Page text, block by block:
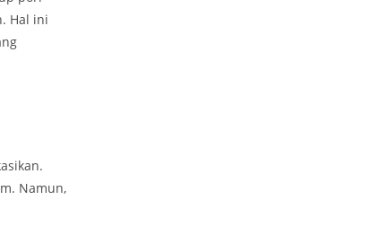
Hal ini
Namun,